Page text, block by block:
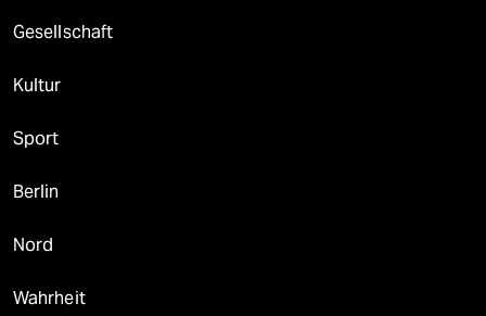
wahrheit
verlag
verlag
veranstaltungen
Gesellschaft
Kultur
Sport
Berlin
Nord
Wahrheit